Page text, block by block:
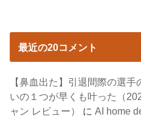
最近の20コメント
【鼻血出た】引退間際の選
いの１つが早くも叶った（
ャン レビュー）
にAI home